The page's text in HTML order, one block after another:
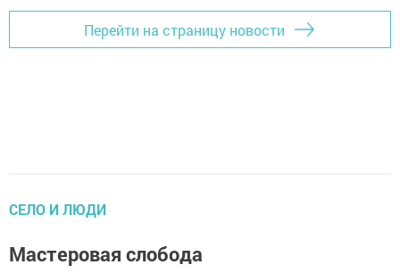
Перейти на страницу новости
CЕЛО И ЛЮДИ
Мастеровая слобода